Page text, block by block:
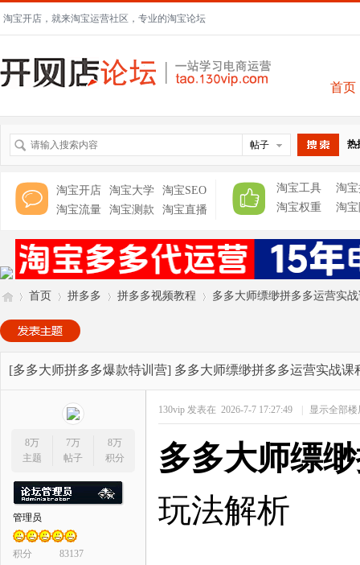
淘宝开店，就来淘宝运营社区，专业的淘宝论坛
首页
帖子 热
淘宝开店 淘宝大学
淘宝SEO
淘宝流量
淘宝测款 淘宝直播
淘宝工具
淘
淘宝权重
淘
开 »
首页
›
拼多多
›
拼多多视频教程
›
多多大师缥缈拼多多运营实
[多多大师拼多多爆款特训营] 多多大师缥缈拼多多运营实战课
8万
主题
7万
帖子
8万
积分
管理员
积分 83137
130vip 发表在 2026-7-7 17:27:49 | 显示全部楼
多多大师缥
玩法解析